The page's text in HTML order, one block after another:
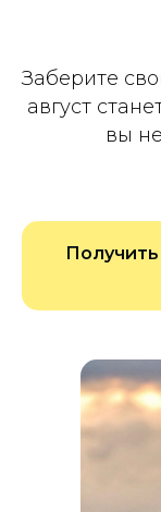
Заберите
август
вы